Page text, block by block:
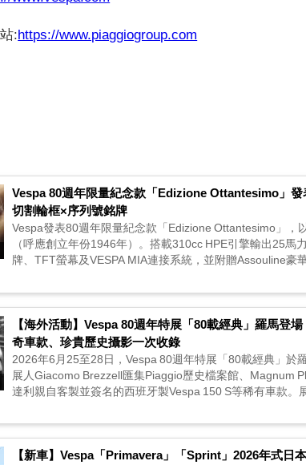
:https://www.piaggiogroup.com
Vespa 80週年限量紀念款「Edizione Ottantesimo」
切割輪框×序列號銘牌
Vespa發表80週年限量紀念款「Edizione Ottantesimo」，
（呼應創立年份1946年）。搭載310cc HPE引擎輸出25馬
牌、TFT螢幕及VESPA MIA連接系統，並附贈Assouline豪
【海外活動】Vespa 80週年特展「80載經典」羅馬登
奇車款、珍貴歷史攝影一次收錄
2026年6月25至28日，Vespa 80週年特展「80載經典」於
展人Giacomo Brezzell匯集Piaggio歷史檔案館、Magnum
達利親自客製並簽名的西班牙製Vespa 150 S等稀有車款。
【新車】Vespa「Primavera」「Sprint」2026年式日